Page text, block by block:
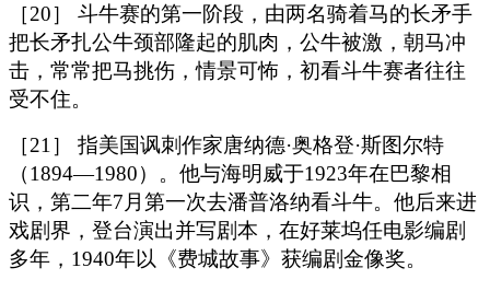
［20］ 斗牛赛的第一阶段，由两名骑着马的长矛手
把长矛扎公牛颈部隆起的肌肉，公牛被激，朝马冲
击，常常把马挑伤，情景可怖，初看斗牛赛者往往
受不住。
［21］ 指美国讽刺作家唐纳德·奥格登·斯图尔特
（1894—1980）。他与海明威于1923年在巴黎相
识，第二年7月第一次去潘普洛纳看斗牛。他后来进
戏剧界，登台演出并写剧本，在好莱坞任电影编剧
多年，1940年以《费城故事》获编剧金像奖。